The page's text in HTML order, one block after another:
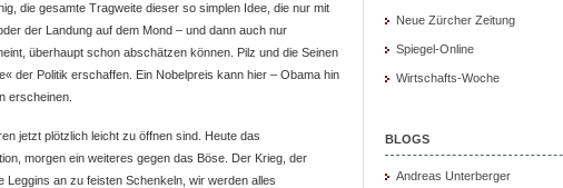
die gesamte Tragweite dieser so simplen Idee, die nur mit
der Landung auf dem Mond – und dann auch nur
überhaupt schon abschätzen können. Pilz und die Seinen
der Politik erschaffen. Ein Nobelpreis kann hier – Obama hin
erscheinen.
jetzt plötzlich leicht zu öffnen sind. Heute das
morgen ein weiteres gegen das Böse. Der Krieg, der
Leggins an zu feisten Schenkeln, wir werden alles
Neue Zürcher Zeitung
Spiegel-Online
Wirtschafts-Woche
BLOGS
Andreas Unterberger